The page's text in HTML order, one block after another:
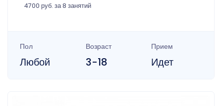
4700 руб. за 8 занятий
Пол
Любой
Возраст
3-18
Прием
Идет